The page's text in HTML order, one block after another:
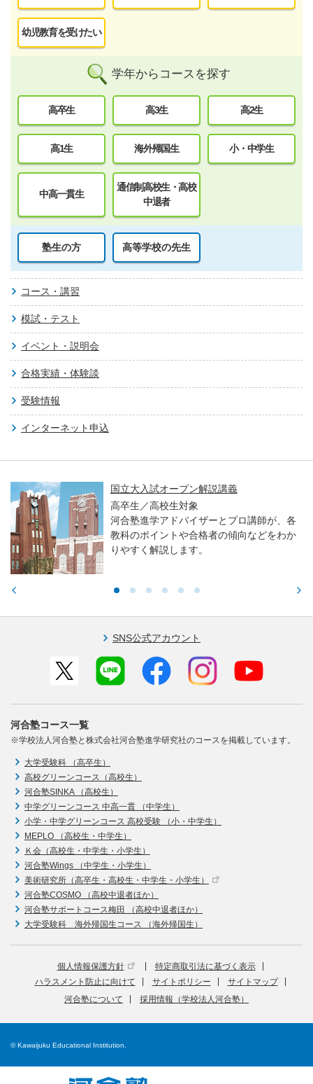
幼児教育を受けたい
学年からコースを探す
高卒生 高3生 高2生
高1生 海外帰国生 小・中学生
中高一貫生
通信制高校生・高校
中退者
塾生の方 高等学校の先生
コース・講習
模試・テスト
イベント・説明会
合格実績・体験談
受験情報
インターネット申込
国立大入試オープン解説講義
高卒生／高校生対象
河合塾進学アドバイザーとプロ講師が、各
教科のポイントや合格者の傾向などをわか
りやすく解説します。
SNS公式アカウント
河合塾コース一覧
※学校法人河合塾と株式会社河合塾進学研究社のコースを掲載しています。
大学受験科 （高卒生）
高校グリーンコース（高校生）
河合塾SINKA （高校生）
中学グリーンコース 中高一貫 （中学生）
小学・中学グリーンコース 高校受験 （小・中学生）
MEPLO （高校生・中学生）
Ｋ会（高校生・中学生・小学生）
河合塾Wings （中学生・小学生）
美術研究所（高卒生・高校生・中学生・小学生）
河合塾COSMO （高校中退者ほか）
河合塾サポートコース梅田 （高校中退者ほか）
大学受験科 海外帰国生コース （海外帰国生）
個人情報保護方針
特定商取引法に基づく表示
ハラスメント防止に向けて
サイトポリシー
サイトマップ
河合塾について
採用情報（学校法人河合塾）
© Kawaijuku Educational Institution.